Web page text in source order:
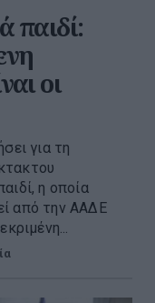
παιδί:
οι
για τη
η οποία
από την ΑΑΔΕ